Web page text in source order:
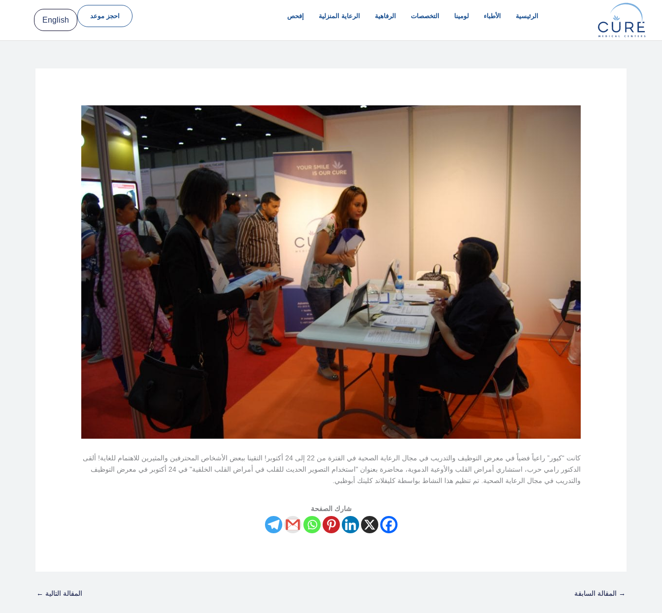
المحتوى
الرئيسية الأطباء لومينا التخصصات الرفاهية الرعاية المنزلية إفحص احجز موعد English
كانت “كيور” راعياً فضياً في معرض التوظيف والتدريب في مجال الرعاية الصحية في الفترة من 22 إلى 24 أكتوبر! التقينا ببعض الأشخاص المحترفين والمثيرين للاهتمام للغاية! ألقى
الدكتور رامي حرب، استشاري أمراض القلب والأوعية الدموية، محاضرة بعنوان "استخدام التصوير الحديث للقلب في أمراض القلب الخلقية" في 24 أكتوبر في معرض التوظيف
والتدريب في مجال الرعاية الصحية. تم تنظيم هذا النشاط بواسطة كليفلاند كلينك أبوظبي.
شارك الصفحة
→ المقالة السابقة المقالة التالية ←